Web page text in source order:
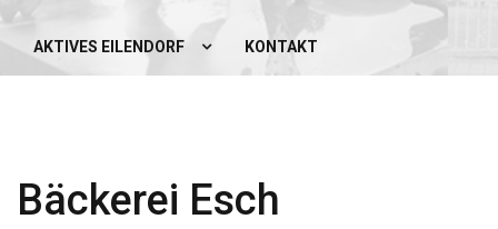
AKTIVES EILENDORF KONTAKT
Bäckerei Esch